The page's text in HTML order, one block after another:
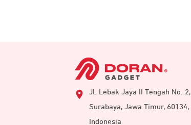
Jl. Lebak Jaya II Tengah No. 2,
Surabaya, Jawa Timur, 60134,
Indonesia